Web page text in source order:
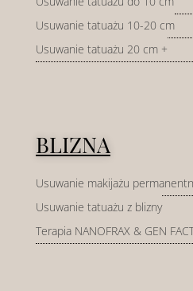
Usuwanie tatuażu 10-20 cm
Usuwanie tatuażu 20 cm +
BLIZNA
Usuwanie makijażu
Usuwanie tatuażu z blizny
Terapia NANOFRAX & GEN